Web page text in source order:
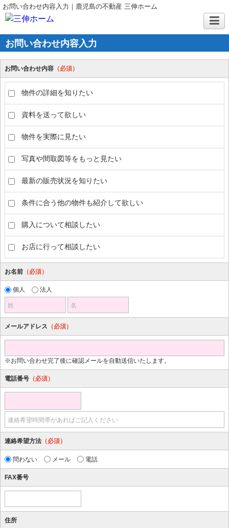
お問い合わせ内容入力｜鹿児島の不動産 三伸ホーム
お問い合わせ内容入力
お問い合わせ内容 （必須）
物件の詳細を知りたい
資料を送って欲しい
物件を実際に見たい
写真や間取図等をもっと見たい
最新の販売状況を知りたい
条件に合う他の物件も紹介して欲しい
購入について相談したい
お店に行って相談したい
お名前 （必須）
個人 法人
姓 名
メールアドレス （必須）
※お問い合わせ完了後に確認メールを自動送信いたします。
電話番号 （必須）
連絡希望時間帯があればご記入ください
連絡希望方法 （必須）
問わない メール 電話
FAX番号
住所